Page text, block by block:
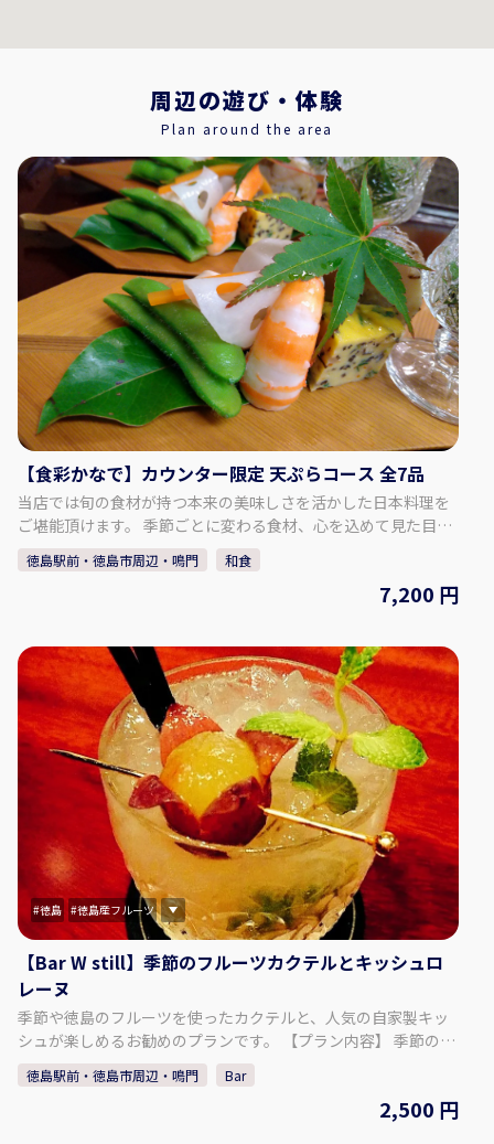
周辺の遊び・体験
Plan around the area
【食彩かなで】カウンター限定 天ぷらコース 全7品
当店では旬の食材が持つ本来の美味しさを活かした日本料理を
ご堪能頂けます。 季節ごとに変わる食材、心を込めて見た目も
楽しんで頂けるように、ご提供致します。 ご提供するコースに
はメニューはご用意しておりません、次の一品を心待ちにして
頂きたいのでコースの内容も当日の仕入れが終わるまで決まっ
で】 〒770-0934 徳島県徳島市秋田町２丁目８ ＡⅡＫビル １Ｆ
徳島駅前・徳島市周辺・鳴門 和食
7,200 円
徳島 徳島産フルーツ
【Bar W still】季節のフルーツカクテルとキッシュロ
レーヌ
季節や徳島のフルーツを使ったカクテルと、人気の自家製キッ
シュが楽しめるお勧めのプランです。 【プラン内容】 季節のフ
ルーツカクテルとキッシュロレーヌ ♢料金 2500円（税込）
1 季節のフルーツカクテル ※複数の中からお選びいただけま
徳島駅前・徳島市周辺・鳴門 Bar
2,500 円